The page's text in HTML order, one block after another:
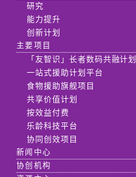
研究
能力提升
创新计划
主要项目
「友智识」长者数码共融计划
一站式援助计划平台
食物援助旗舰项目
共享价值计划
按效益付费
乐龄科技平台
协同创效项目
新闻中心
协创机构